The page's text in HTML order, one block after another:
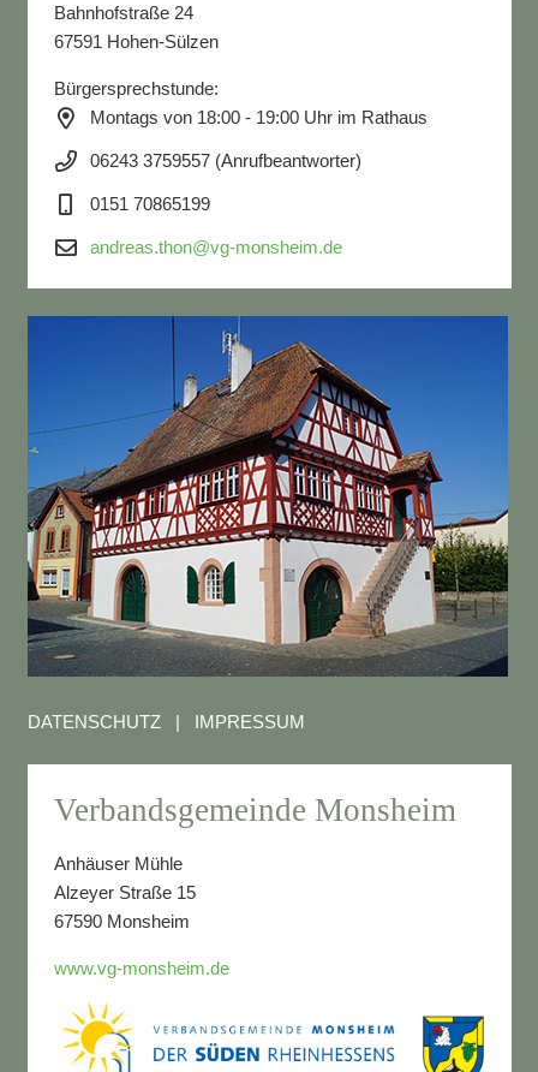
Bahnhofstraße 24
67591 Hohen-Sülzen
Bürgersprechstunde:
Montags von 18:00 - 19:00 Uhr im Rathaus
06243 3759557 (Anrufbeantworter)
0151 70865199
andreas.thon@vg-monsheim.de
DATENSCHUTZ| IMPRESSUM
Verbandsgemeinde Monsheim
Anhäuser Mühle
Alzeyer Straße 15
67590 Monsheim
www.vg-monsheim.de